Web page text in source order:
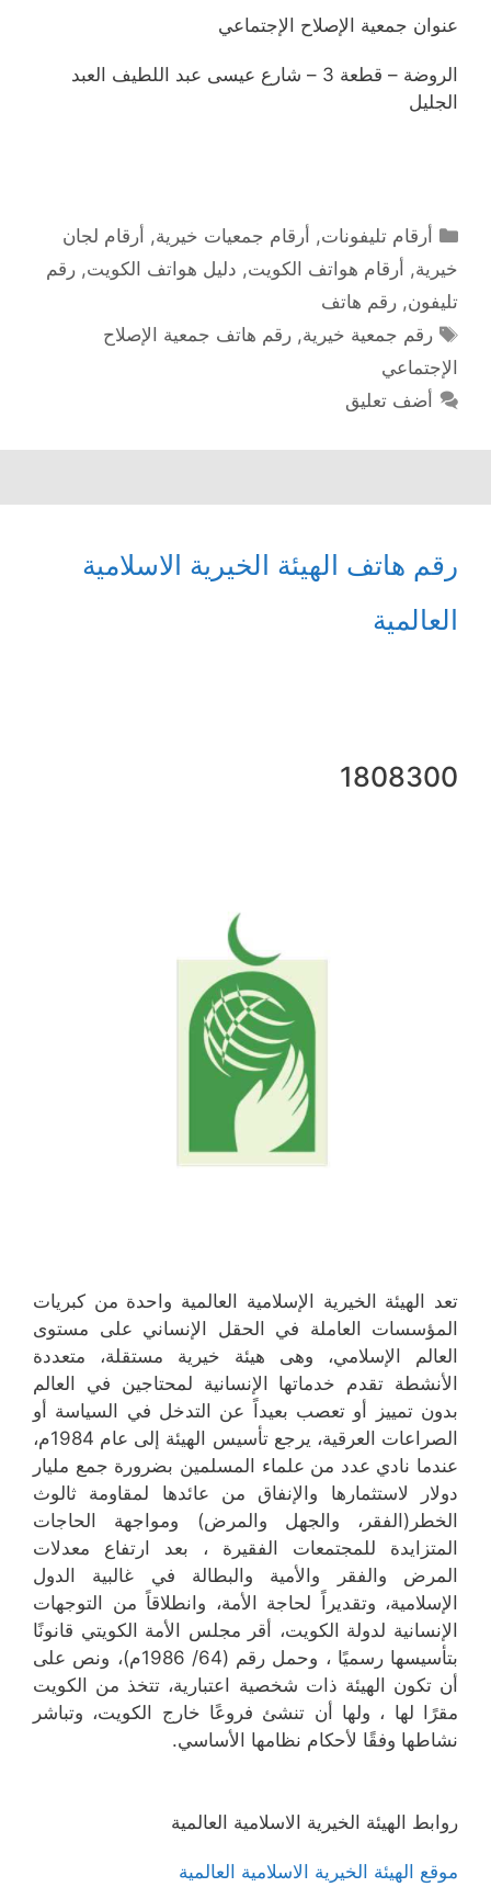
عنوان جمعية الإصلاح الإجتماعي
الروضة – قطعة 3 – شارع عيسى عبد اللطيف العبد
الجليل
التصنيفات
أرقام تليفونات, أرقام جمعيات خيرية, أرقام لجان
خيرية, أرقام هواتف الكويت, دليل هواتف الكويت, رقم
تليفون, رقم هاتف
الوسوم
رقم جمعية خيرية,رقم هاتف جمعية الإصلاح
الإجتماعي
أضف تعليق
رقم هاتف الهيئة الخيرية الاسلامية
العالمية
1808300
تعد الهيئة الخيرية الإسلامية العالمية واحدة من كبريات
المؤسسات العاملة في الحقل الإنساني على مستوى
العالم الإسلامي، وهى هيئة خيرية مستقلة، متعددة
الأنشطة تقدم خدماتها الإنسانية لمحتاجين في العالم
بدون تمييز أو تعصب بعيداً عن التدخل في السياسة أو
الصراعات العرقية، يرجع تأسيس الهيئة إلى عام 1984م،
عندما نادي عدد من علماء المسلمين بضرورة جمع مليار
دولار لاستثمارها والإنفاق من عائدها لمقاومة ثالوث
الخطر(الفقر، والجهل والمرض) ومواجهة الحاجات
المتزايدة للمجتمعات الفقيرة ، بعد ارتفاع معدلات
المرض والفقر والأمية والبطالة في غالبية الدول
الإسلامية، وتقديراً لحاجة الأمة، وانطلاقاً من التوجهات
الإنسانية لدولة الكويت، أقر مجلس الأمة الكويتي قانونًا
بتأسيسها رسميًا ، وحمل رقم (64/ 1986م)، ونص على
أن تكون الهيئة ذات شخصية اعتبارية، تتخذ من الكويت
مقرًا لها ، ولها أن تنشئ فروعًا خارج الكويت، وتباشر
نشاطها وفقًا لأحكام نظامها الأساسي.
روابط الهيئة الخيرية الاسلامية العالمية
موقع الهيئة الخيرية الاسلامية العالمية